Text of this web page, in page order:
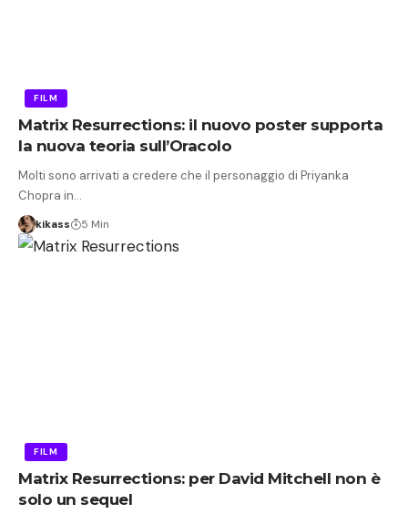
FILM
Matrix Resurrections: il nuovo poster supporta
la nuova teoria sull’Oracolo
Molti sono arrivati ​​a credere che il personaggio di Priyanka
Chopra in…
kikass 5 Min
FILM
Matrix Resurrections: per David Mitchell non è
solo un sequel